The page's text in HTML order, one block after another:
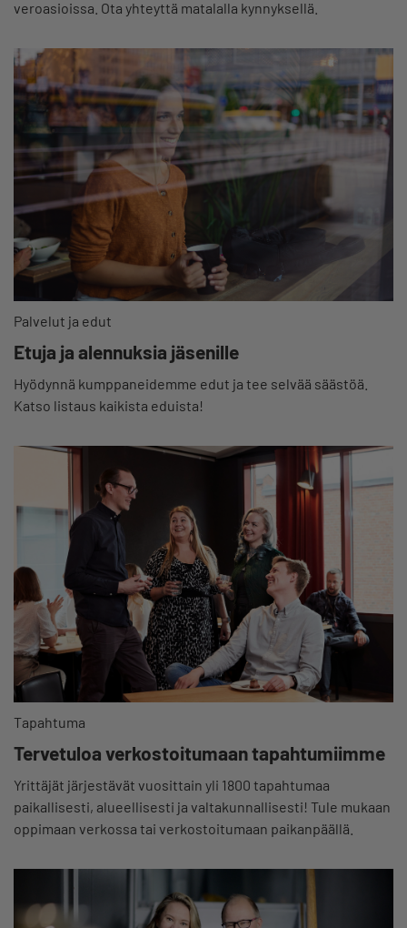
veroasioissa. Ota yhteyttä matalalla kynnyksellä.
Palvelut ja edut
Etuja ja alennuksia jäsenille
Hyödynnä kumppaneidemme edut ja tee selvää säästöä.
Katso listaus kaikista eduista!
Tapahtuma
Tervetuloa verkostoitumaan tapahtumiimme
Yrittäjät järjestävät vuosittain yli 1800 tapahtumaa
paikallisesti, alueellisesti ja valtakunnallisesti! Tule mukaan
oppimaan verkossa tai verkostoitumaan paikanpäällä.